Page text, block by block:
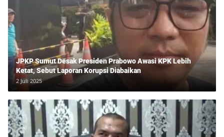
JPKP Sumut Desak Presiden Prabowo Awasi KPK Lebih
Ketat, Sebut Laporan Korupsi Diabaikan
2 Juli 2025